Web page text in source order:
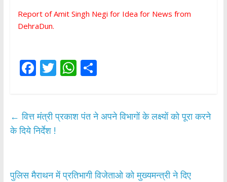
Report of Amit Singh Negi for Idea for News from
DehraDun.
F
b
o
T
er
W
s
S
e
← वित्त मंत्री प्रकाश पंत ने अपने विभागों के लक्ष्यों को पूरा करने
के दिये निर्देश !
पुलिस मैराथन में प्रतिभागी विजेताओ को मुख्यमन्त्री ने दिए